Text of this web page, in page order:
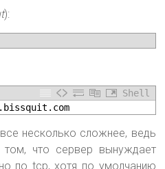
):
Shell
.bissquit .com
несколько сложнее, ведь
что сервер вынуждает
по tcp, хотя по умолчанию